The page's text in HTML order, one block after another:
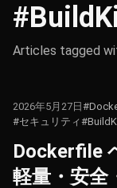
Articles tagged
2026年5月27日
#セキュリティ
Dockerfile
軽量・安全